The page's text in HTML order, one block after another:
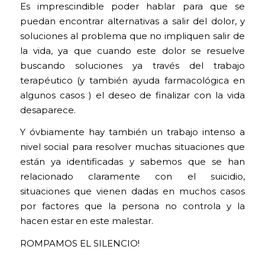
Es imprescindible poder hablar para que se
puedan encontrar alternativas a salir del dolor, y
soluciones al problema que no impliquen salir de
la vida, ya que cuando este dolor se resuelve
buscando soluciones ya través del trabajo
terapéutico (y también ayuda farmacológica en
algunos casos ) el deseo de finalizar con la vida
desaparece.
Y óvbiamente hay también un trabajo intenso a
nivel social para resolver muchas situaciones que
están ya identificadas y sabemos que se han
relacionado claramente con el suicidio,
situaciones que vienen dadas en muchos casos
por factores que la persona no controla y la
hacen estar en este malestar.
ROMPAMOS EL SILENCIO!